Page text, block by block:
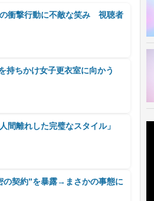
の衝撃行動に不敵な笑み 視聴者
持ちかけ女子更衣室に向かう
間離れした完璧なスタイル」
の契約”を暴露→まさかの事態に